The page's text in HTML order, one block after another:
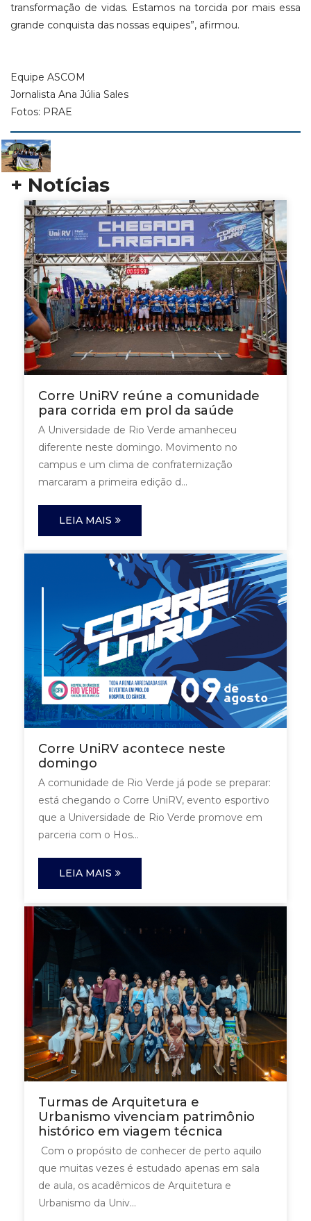
transformação de vidas. Estamos na torcida por mais essa
grande conquista das nossas equipes”, afirmou.
Equipe ASCOM
Jornalista Ana Júlia Sales
Fotos: PRAE
+ Notícias
Corre UniRV reúne a comunidade
para corrida em prol da saúde
A Universidade de Rio Verde amanheceu
diferente neste domingo. Movimento no
campus e um clima de confraternização
marcaram a primeira edição d...
LEIA MAIS
Corre UniRV acontece neste
domingo
A comunidade de Rio Verde já pode se preparar:
está chegando o Corre UniRV, evento esportivo
que a Universidade de Rio Verde promove em
parceria com o Hos...
LEIA MAIS
Turmas de Arquitetura e
Urbanismo vivenciam patrimônio
histórico em viagem técnica
Com o propósito de conhecer de perto aquilo
que muitas vezes é estudado apenas em sala
de aula, os acadêmicos de Arquitetura e
Urbanismo da Univ...